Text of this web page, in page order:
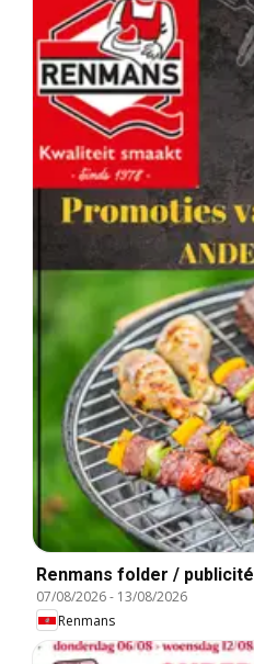
Renmans folder / publicité
07/08/2026- 13/08/2026
Renmans